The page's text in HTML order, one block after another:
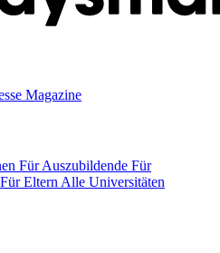
Magazine
Für Auszubildende Für
Für Eltern Alle Universitäten